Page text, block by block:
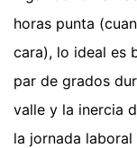
horas punta
cara), lo ideal es
par de grados
valle y la inercia
la jornada